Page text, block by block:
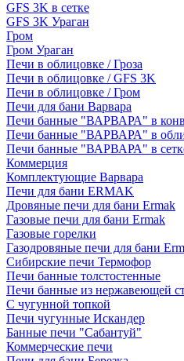
GFS 3K в сетке
GFS 3K Ураган
Гром
Гром Ураган
Печи в облицовке / Гроза
Печи в облицовке / GFS 3K
Печи в облицовке / Гром
Печи для бани Варвара
Печи банные "ВАРВАРА" в
Печи банные "ВАРВАРА" в
Печи банные "ВАРВАРА" в
Коммерция
Комплектующие Варвара
Печи для бани ERMAK
Дровяные печи для бани Ermak
Газовые печи для бани Ermak
Газовые горелки
Газодровяные печи для бани
Сибирские печи Термофор
Печи банные толстостенные
Печи банные из нержавеющей
С чугунной топкой
Печи чугунные Искандер
Банные печи "Сабантуй"
Коммерческие печи